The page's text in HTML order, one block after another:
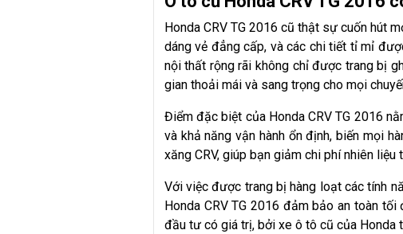
Honda CRV TG 2016 cũ thật sự cuốn hút
dáng vẻ đẳng cấp, và các chi tiết tỉ mỉ
nội thất rộng rãi không chỉ được trang bị
gian thoải mái và sang trọng cho mọi
Điểm đặc biệt của Honda CRV TG 2016
và khả năng vận hành ổn định, biến mọi
xăng CRV, giúp bạn giảm chi phí nhiên
Với việc được trang bị hàng loạt các tính
Honda CRV TG 2016 đảm bảo an toàn
đầu tư có giá trị, bởi xe ô tô cũ của Honda